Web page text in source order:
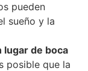
pueden
sueño y la
lugar de boca
posible que la